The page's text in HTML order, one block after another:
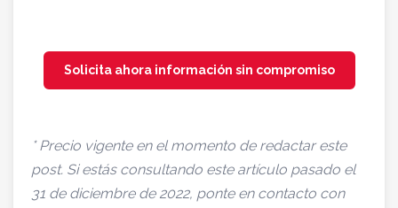
Solicita ahora información sin compromiso
* Precio vigente en el momento de redactar este
post. Si estás consultando este artículo pasado el
31 de diciembre de 2022, ponte en contacto con